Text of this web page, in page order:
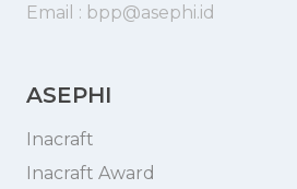
Email : bpp@asephi.id
ASEPHI
Inacraft
Inacraft Award